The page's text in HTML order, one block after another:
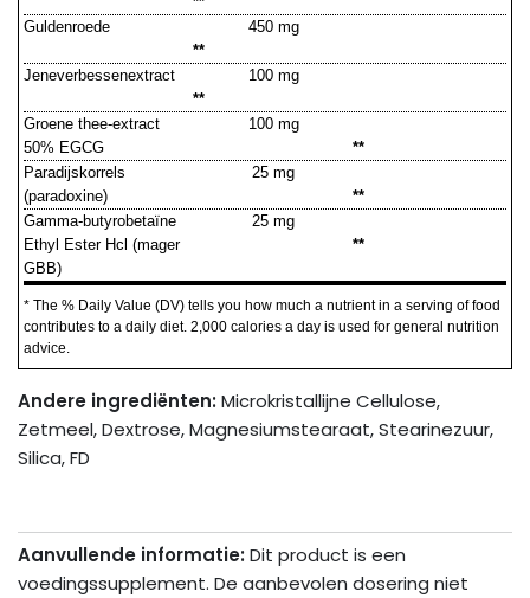
Guldenroede
450 mg
**
Jeneverbessenextract
100 mg
**
Groene thee-extract
50% EGCG
100 mg
**
Paradijskorrels
(paradoxine)
25 mg
**
Gamma-butyrobetaïne
Ethyl Ester Hcl (mager
GBB)
25 mg
**
* The % Daily Value (DV) tells you how much a nutrient in a serving of food
contributes to a daily diet. 2,000 calories a day is used for general nutrition
advice.
Andere ingrediënten:Microkristallijne Cellulose,
Zetmeel, Dextrose, Magnesiumstearaat, Stearinezuur,
Silica, FD
Aanvullende informatie:Dit product is een
voedingssupplement. De aanbevolen dosering niet